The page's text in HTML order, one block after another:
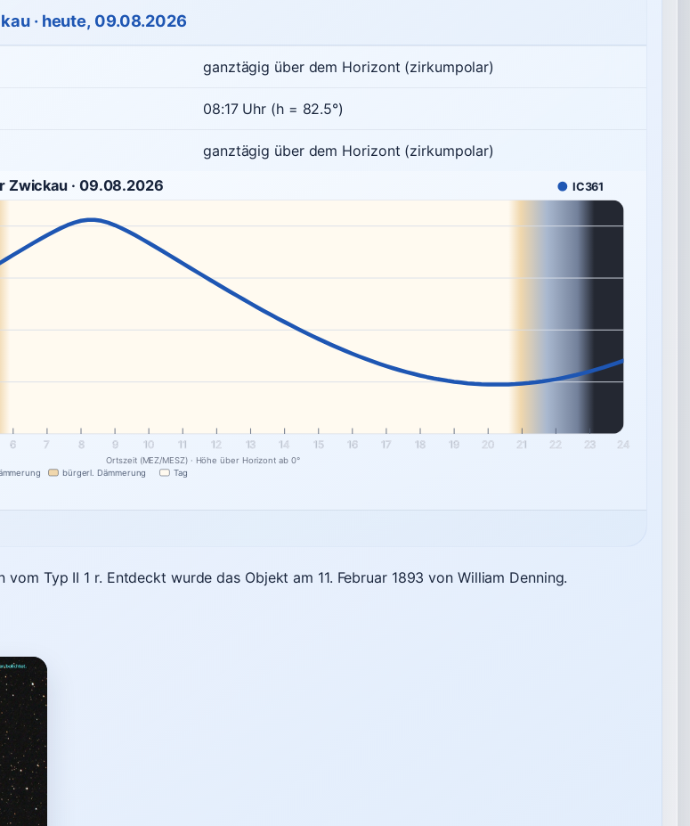
· heute, 09.08.2026
ganztägig über dem Horizont (zirkumpolar)
08:17 Uhr (h = 82.5°)
ganztägig über dem Horizont (zirkumpolar)
6 7 8 9 10 11 12 13 14 15 16 17 18 19 20 21 22 23 24
Zwickau · 09.08.2026 IC361
bürgerl. Dämmerung Tag
Ortszeit (MEZ/MESZ) · Höhe über Horizont ab 0°
Typ II 1 r. Entdeckt wurde das Objekt am 11. Februar 1893 von William Denning.